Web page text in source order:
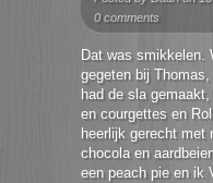
0 comments
Dat was smikkelen.
gegeten bij
had de sla
en courgettes en
heerlijk gerecht met
chocola en
een peach pie en ik